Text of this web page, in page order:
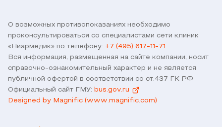
Наши партнеры и клиенты
Связь с директором
Версия для слабовидящих
Договор оферты
Оставить отзыв
О возможных противопоказаниях необходимо
проконсультироваться со специалистами сети клиник
«Ниармедик» по телефону: +7 (495) 617-11-71
Вся информация, размещенная на сайте компании, носит
справочно-ознакомительный характер и не является
публичной офертой в соответствии со ст.437 ГК РФ
Официальный сайт ГМУ: bus.gov.ru
Designed by Magnific (www.magnific.com)